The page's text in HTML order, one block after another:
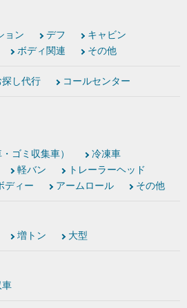
ョン デフ
キャビン
ボディ関連 その他
探し代行 コールセンター
ゴミ収集車）
冷凍車
軽バン
トレーラーヘッド
ディー アームロール その他
増トン 大型
車